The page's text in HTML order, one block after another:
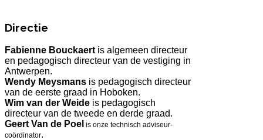
Directie
Fabienne Bouckaert is algemeen directeur
en pedagogisch directeur van de vestiging in
Antwerpen.
Wendy Meysmans is pedagogisch directeur
van de eerste graad in Hoboken.
Wim van der Weide is pedagogisch
directeur van de tweede en derde graad.
Geert Van de Poel is onze technisch adviseur-
coördinator.